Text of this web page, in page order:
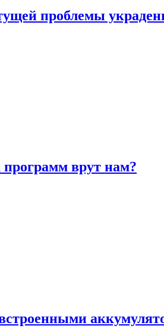
проблемы
врут нам?